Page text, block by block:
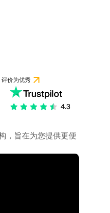
评价为优秀
，旨在为您提供更便